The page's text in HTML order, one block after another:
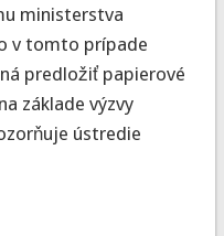
ministerstva
v tomto prípade
predložiť papierové
základe výzvy
ústredie